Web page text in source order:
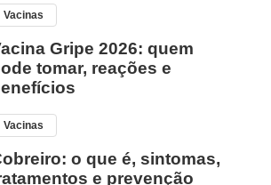
Vacinas
Gripe 2026: quem
tomar, reações e
Vacinas
o que é, sintomas,
e prevenção